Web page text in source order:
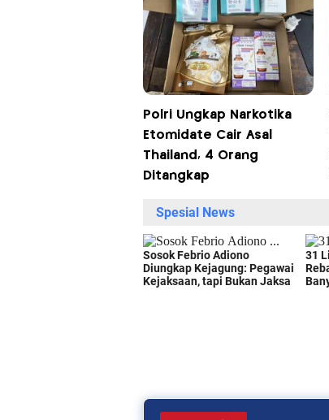
Polri Ungkap Narkotika
Etomidate Cair Asal
Thailand, 4 Orang
Ditangkap